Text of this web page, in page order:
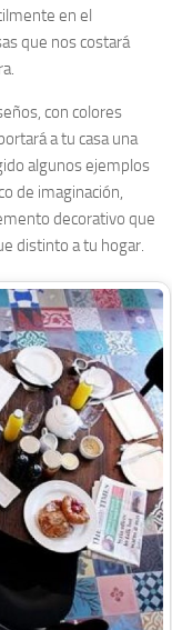
en el
que nos costará
con colores
a tu casa una
algunos ejemplos
de imaginación,
decorativo que
distinto a tu hogar.